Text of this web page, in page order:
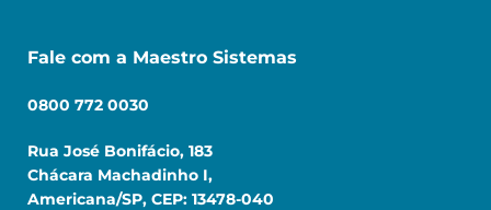
Fale com a Maestro Sistemas
0800 772 0030
Rua José Bonifácio, 183
Chácara Machadinho I,
Americana/SP, CEP: 13478-040